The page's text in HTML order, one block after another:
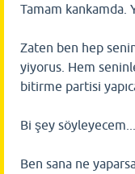
Tamam kankamda.
Zaten ben hep
yiyorus. Hem
bitirme partisi
Bi şey söyleyecem...
Ben sana ne